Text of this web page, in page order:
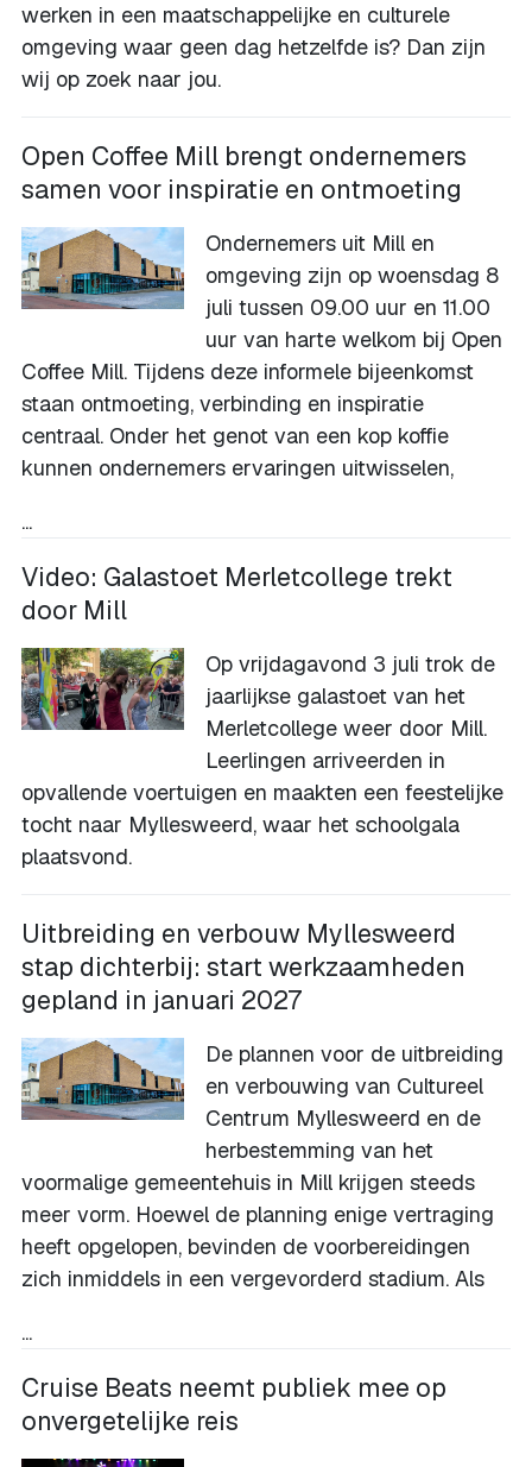
werken in een maatschappelijke en culturele
omgeving waar geen dag hetzelfde is? Dan zijn
wij op zoek naar jou.
Open Coffee Mill brengt ondernemers
samen voor inspiratie en ontmoeting
Ondernemers uit Mill en
omgeving zijn op woensdag 8
juli tussen 09.00 uur en 11.00
uur van harte welkom bij Open
Coffee Mill. Tijdens deze informele bijeenkomst
staan ontmoeting, verbinding en inspiratie
centraal. Onder het genot van een kop koffie
kunnen ondernemers ervaringen uitwisselen,
...
Video: Galastoet Merletcollege trekt
door Mill
Op vrijdagavond 3 juli trok de
jaarlijkse galastoet van het
Merletcollege weer door Mill.
Leerlingen arriveerden in
opvallende voertuigen en maakten een feestelijke
tocht naar Myllesweerd, waar het schoolgala
plaatsvond.
Uitbreiding en verbouw Myllesweerd
stap dichterbij: start werkzaamheden
gepland in januari 2027
De plannen voor de uitbreiding
en verbouwing van Cultureel
Centrum Myllesweerd en de
herbestemming van het
voormalige gemeentehuis in Mill krijgen steeds
meer vorm. Hoewel de planning enige vertraging
heeft opgelopen, bevinden de voorbereidingen
zich inmiddels in een vergevorderd stadium. Als
...
Cruise Beats neemt publiek mee op
onvergetelijke reis